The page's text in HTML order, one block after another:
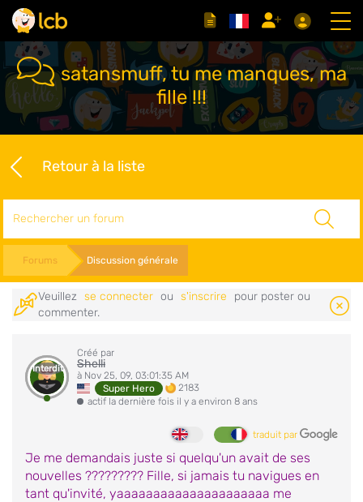
satansmuff, tu me manques, ma
fille !!!
Retour à la liste
Forums Discussion générale
Veuillez se connecter ou s'inscrire
pour poster ou
commenter.
Interdit
Créé par
Shelli
à Nov 25, 09, 03:01:35 AM
Super Hero
2183
actif la dernière fois il y a environ 8 ans
traduit par
Je me demandais juste si quelqu'un avait de ses
nouvelles ????????? Fille, si jamais tu navigues en
tant qu'invité, yaaaaaaaaaaaaaaaaaaaaa me